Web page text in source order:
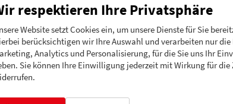
Audioanlage
Bordcomputer
Navigationssystem
Telefon
respektieren Ihre Privatsphäre
Website setzt Cookies ein, um unsere Dienste für Sie
berücksichtigen wir Ihre Auswahl und verarbeiten nur die
Analytics und Personalisierung, für die Sie uns Ihr
Sie können Ihre Einwilligung jederzeit mit Wirkung für die